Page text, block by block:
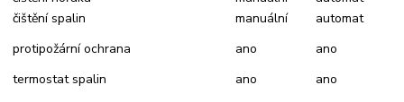
čištění spalin
manuální
automat
protipožární ochrana
ano
ano
termostat spalin
ano ano